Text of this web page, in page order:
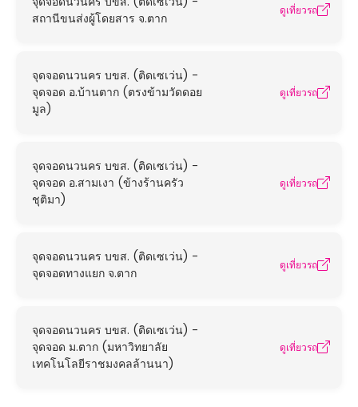
สถานีขนส่งผู้โดยสาร จ.ตาก
ดูเที่ยวรถ
จุดจอดนวนคร บขส. (ติดเซเว่น) -
จุดจอด อ.บ้านตาก (ตรงข้ามวัดดอย
มูล)
ดูเที่ยวรถ
จุดจอดนวนคร บขส. (ติดเซเว่น) -
จุดจอด อ.สามเงา (ข้างร้านครัว
ชุติมา)
ดูเที่ยวรถ
จุดจอดนวนคร บขส. (ติดเซเว่น) -
จุดจอดทางแยก จ.ตาก
ดูเที่ยวรถ
จุดจอดนวนคร บขส. (ติดเซเว่น) -
จุดจอด ม.ตาก (มหาวิทยาลัย
เทคโนโลยีราชมงคลล้านนา)
ดูเที่ยวรถ